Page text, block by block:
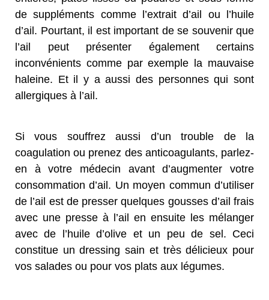
de suppléments comme l’extrait d’ail ou l’huile
d’ail. Pourtant, il est important de se souvenir que
l’ail peut présenter également certains
inconvénients comme par exemple la mauvaise
haleine. Et il y a aussi des personnes qui sont
allergiques à l’ail.
Si vous souffrez aussi d’un trouble de la
coagulation ou prenez des anticoagulants, parlez-
en à votre médecin avant d’augmenter votre
consommation d’ail. Un moyen commun d’utiliser
de l’ail est de presser quelques gousses d’ail frais
avec une presse à l’ail en ensuite les mélanger
avec de l’huile d’olive et un peu de sel. Ceci
constitue un dressing sain et très délicieux pour
vos salades ou pour vos plats aux légumes.